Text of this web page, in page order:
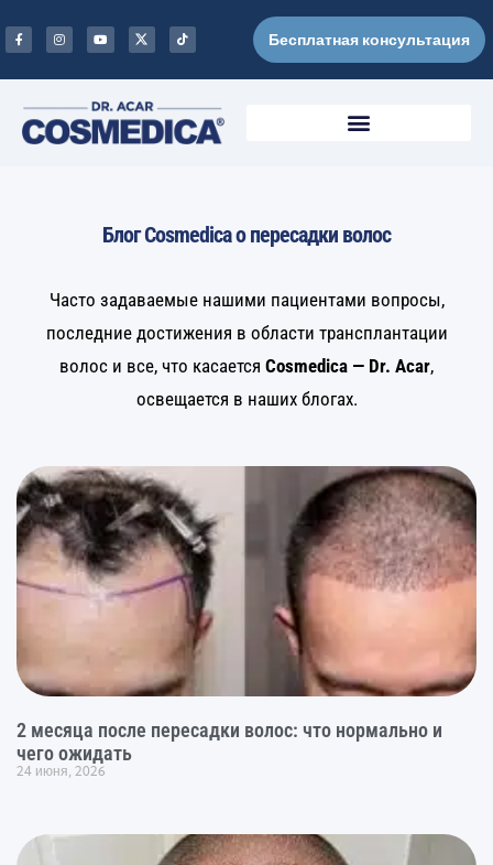
Бесплатная консультация
Блог Cosmedica о пересадки волос
Часто задаваемые нашими пациентами вопросы,
последние достижения в области трансплантации
волос и все, что касается Cosmedica — Dr. Acar,
освещается в наших блогах.
2 месяца после пересадки волос: что нормально и
чего ожидать
24 июня, 2026